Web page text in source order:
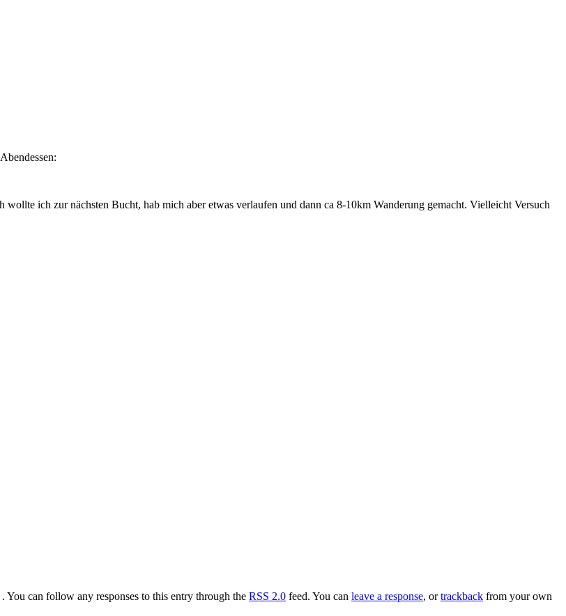
ich zur nächsten Bucht, hab mich aber etwas verlaufen und dann ca 8-10km Wanderung gemacht. Vielleicht Versuch
can follow any responses to this entry through the RSS 2.0 feed. You can leave a response, ortrackback from your own